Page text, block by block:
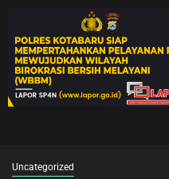
Uncategorized